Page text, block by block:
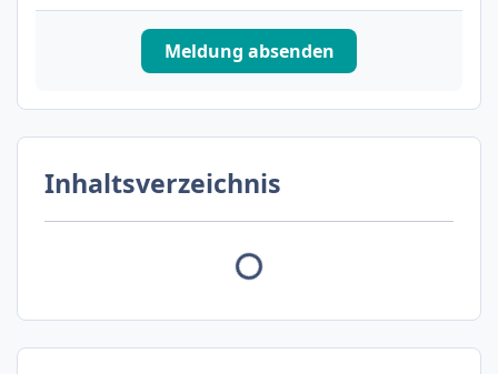
Meldung absenden
Inhaltsverzeichnis